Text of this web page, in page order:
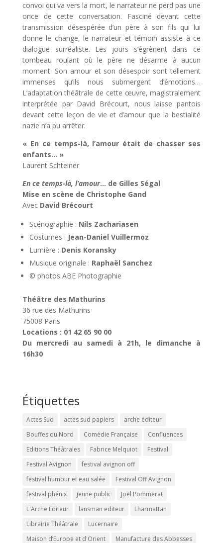
convoi qui va vers la mort, le narrateur ne perd pas une
once de cette conversation. Fasciné devant cette
transmission désespérée d’un père à son fils qui lui
donne le change, le narrateur et témoin assiste à ce
dialogue surréaliste. Les jours s’égrènent dans ce
tombeau roulant où le père ne désarme à aucun
moment. Son amour et son désespoir sont tellement
immenses qu’ils nous submergent d’émotions…
L’adaptation théâtrale de cette œuvre, magistralement
interprétée par David Brécourt, nous laisse pantois
devant cette leçon de vie et d’amour que la bestialité
nazie n’a pu arrêter.
« En ce temps-là, l’amour était de chasser ses
enfants… »
Laurent Schteiner
En ce temps-là, l’amour… de Gilles Ségal
Mise en scène de Christophe Gand
Avec David Brécourt
Scénographie : Nils Zachariasen
Costumes : Jean-Daniel Vuillermoz
Lumière : Denis Koransky
Musique originale : Raphaël Sanchez
© photos ABE Photographie
Théâtre des Mathurins
36 rue des Mathurins
75008 Paris
Locations : 01 42 65 90 00
Du mercredi au samedi à 21h, le dimanche à
16h30
Étiquettes
Actes Sud actes sud papiers
arche éditeur
Bouffes du Nord
Comédie Française
Confluences
Editions Théâtrales
Fabrice Melquiot
Festival
Festival Avignon
festival avignon off
festival humour et eau salée
Festival Off Avignon
festival phénix
jeune public
Joël Pommerat
L'Arche Editeur
lansman editeur
Lharmattan
Librairie Théâtrale
Lucernaire
Maison d’Europe et d'Orient
Manufacture des Abbesses